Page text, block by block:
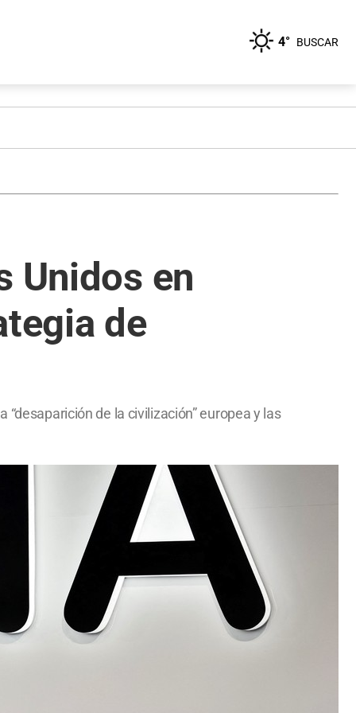
4° BUSCAR
Unidos en
de
de la civilización” europea y las